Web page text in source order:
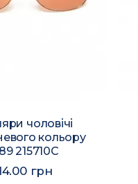
чоловічі
кольору
215710C
грн